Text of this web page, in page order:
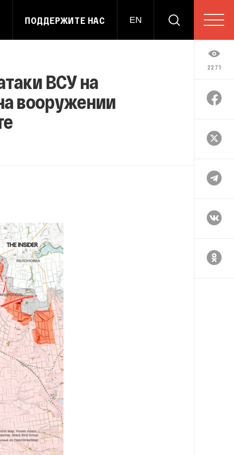
ПОДДЕРЖИТЕ НАС EN
2271
ВСУ на
вооружении